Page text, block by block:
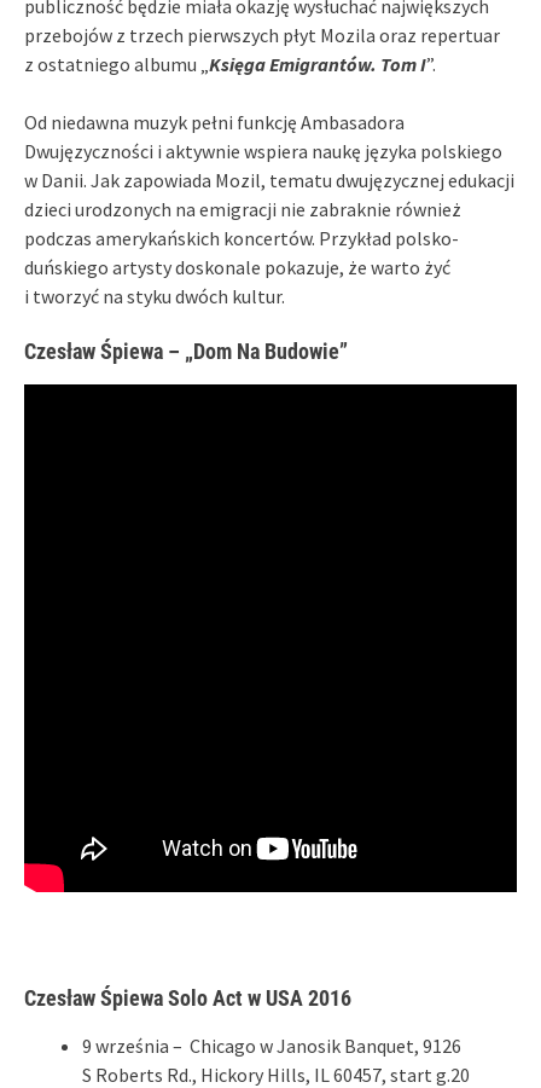
publiczność będzie miała okazję wysłuchać największych
przebojów z trzech pierwszych płyt Mozila oraz repertuar
z ostatniego albumu „Księga Emigrantów. Tom I”.
Od niedawna muzyk pełni funkcję Ambasadora
Dwujęzyczności i aktywnie wspiera naukę języka polskiego
w Danii. Jak zapowiada Mozil, tematu dwujęzycznej edukacji
dzieci urodzonych na emigracji nie zabraknie również
podczas amerykańskich koncertów. Przykład polsko-
duńskiego artysty doskonale pokazuje, że warto żyć
i tworzyć na styku dwóch kultur.
Czesław Śpiewa – „Dom Na Budowie”
Czesław Śpiewa Solo Act w USA 2016
9 września – Chicago w Janosik Banquet, 9126
S Roberts Rd., Hickory Hills, IL 60457, start g.20